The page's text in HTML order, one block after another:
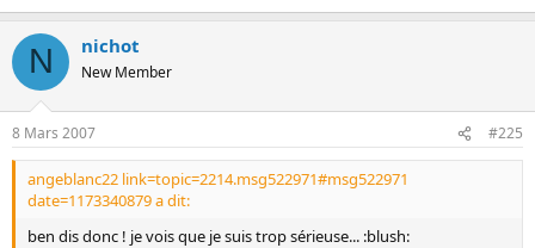
N nichot
New Member
8 Mars 2007 #225
angeblanc22 link=topic=2214.msg522971#msg522971
date=1173340879 a dit:
ben dis donc ! je vois que je suis trop sérieuse... :blush: